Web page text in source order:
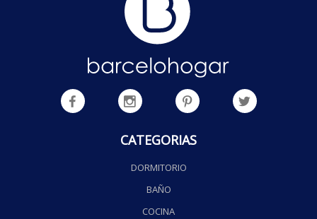
CATEGORIAS
DORMITORIO
BAÑO
COCINA